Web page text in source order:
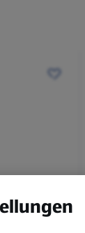
IGT